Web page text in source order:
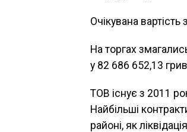
Очікувана вартість
На торгах
у 82 686 652,13
ТОВ існує з 2011
Найбільші
районі, як